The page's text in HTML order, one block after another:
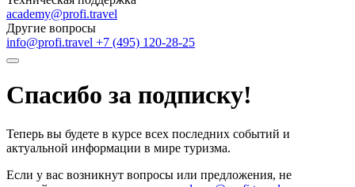
academy@profi.travel
Другие вопросы
info@profi.travel +7 (495) 120-28-25
Спасибо за подписку!
Теперь вы будете в курсе всех последних событий и
актуальной информации в мире туризма.
Если у вас возникнут вопросы или предложения, не